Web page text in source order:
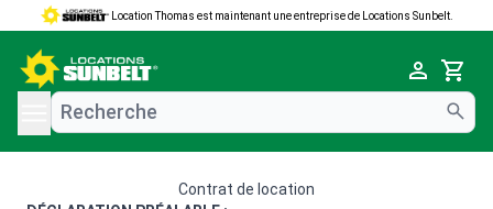
Location Thomas est maintenant une entreprise de Locations Sunbelt.
Cart
menu
Contrat de location